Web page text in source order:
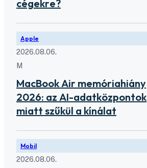
cégekre?
Apple
2026.08.06.
M
MacBook Air memóriahiány
2026: az AI-adatközpontok
miatt szűkül a kínálat
Mobil
2026.08.06.